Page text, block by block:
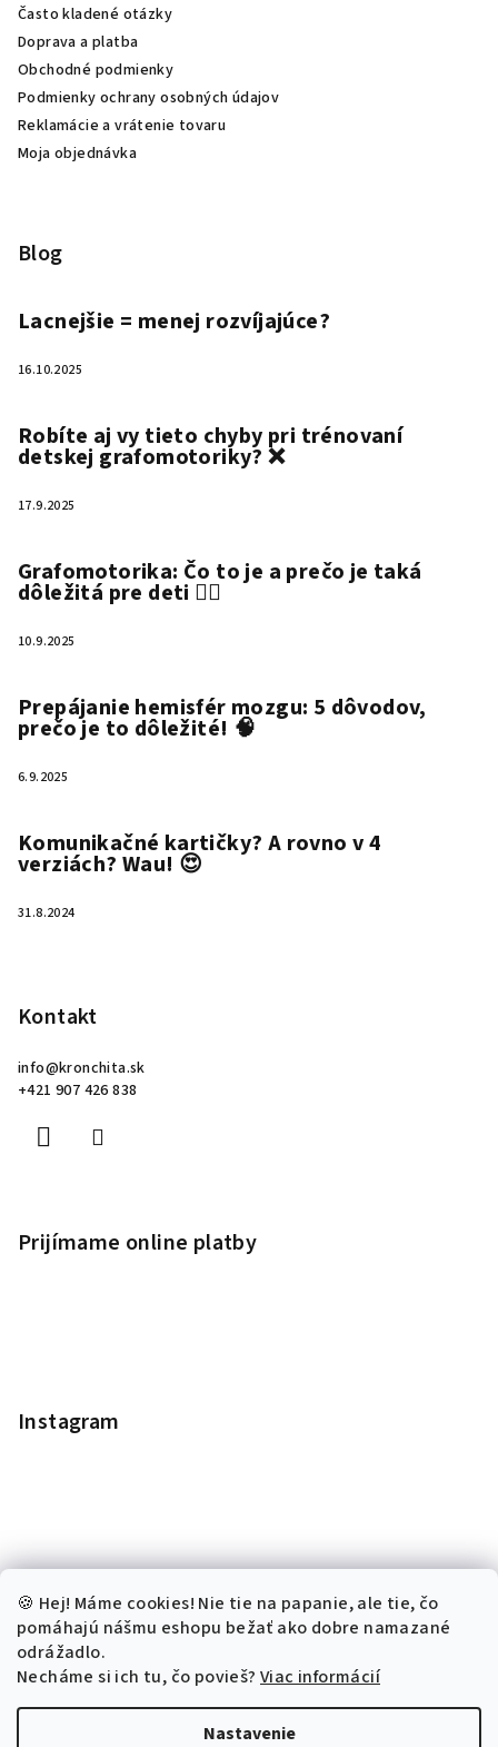
🍪 Hej! Máme cookies! Nie tie na papanie, ale tie, čo
pomáhajú nášmu eshopu bežať ako dobre namazané
odrážadlo.
Necháme si ich tu, čo povieš? Viac informácií
Nastavenie
Často kladené otázky
Doprava a platba
Obchodné podmienky
Podmienky ochrany osobných údajov
Reklamácie a vrátenie tovaru
Moja objednávka
Blog
Lacnejšie = menej rozvíjajúce?
16.10.2025
Robíte aj vy tieto chyby pri trénovaní
detskej grafomotoriky? ❌
17.9.2025
Grafomotorika: Čo to je a prečo je taká
dôležitá pre deti ✍🏻
10.9.2025
Prepájanie hemisfér mozgu: 5 dôvodov,
prečo je to dôležité! 🧠
6.9.2025
Komunikačné kartičky? A rovno v 4
verziách? Wau! 😍
31.8.2024
Kontakt
info@kronchita.sk
+421 907 426 838
Prijímame online platby
Instagram
Sledovať na Instagrame